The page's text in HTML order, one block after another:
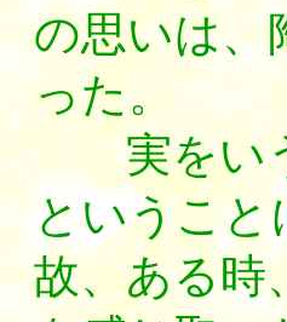
の思いは、
った。
実をいう
ということ
故、ある時